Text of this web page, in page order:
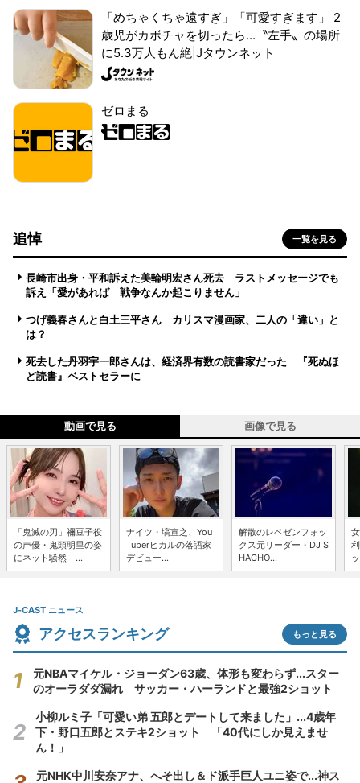
「めちゃくちゃ遠すぎ」「可愛すぎます」 2
歳児がカボチャを切ったら...〝左手〟の場所
に5.3万人もん絶|Jタウンネット
ゼロまる
追悼 一覧を見る
長崎市出身・平和訴えた美輪明宏さん死去 ラストメッセージでも
訴え「愛があれば 戦争なんか起こりません」
つげ義春さんと白土三平さん カリスマ漫画家、二人の「違い」と
は？
死去した丹羽宇一郎さんは、経済界有数の読書家だった 『死ぬほ
ど読書』ベストセラーに
動画で見る 画像で見る
「鬼滅の刃」禰豆子役
の声優・鬼頭明里の姿
にネット騒然 ...
ナイツ・塙宣之、You
Tuberヒカルの落語家
デビュー...
解散のレペゼンフォッ
クス元リーダー・DJ S
HACHO...
J-CAST ニュース
アクセスランキング もっと見る
元NBAマイケル・ジョーダン63歳、体形も変わらず...スター
のオーラダダ漏れ サッカー・ハーランドと最強2ショット
小柳ルミ子「可愛い弟 五郎とデートして来ました」...4歳年
下・野口五郎とステキ2ショット 「40代にしか見えませ
ん！」
元NHK中川安奈アナ、へそ出し＆ド派手巨人ユニ姿で...神ス